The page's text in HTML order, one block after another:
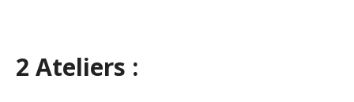
2 Ateliers :